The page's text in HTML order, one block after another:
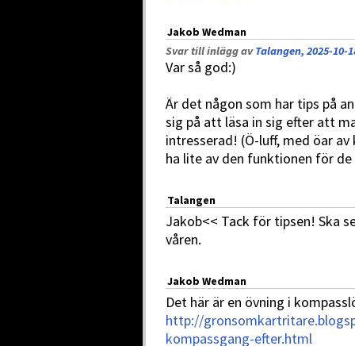
Jakob Wedman
Svar till inlägg avTalangen, 2025-10-
Var så god:)
Är det någon som har tips på
sig på att läsa in sig efter att
intresserad! (Ö-luff, med öar
ha lite av den funktionen för de
Talangen
Jakob<< Tack för tipsen! Ska
våren.
Jakob Wedman
Det här är en övning i
http://
kompassgang-efter.html